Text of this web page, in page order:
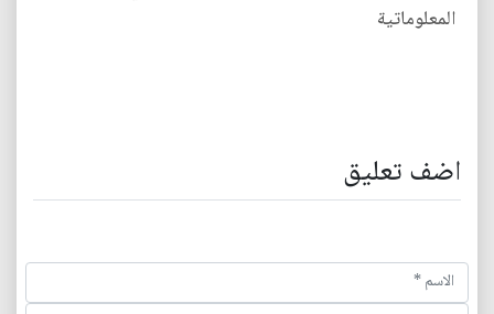
المعلوماتية
اضف تعليق